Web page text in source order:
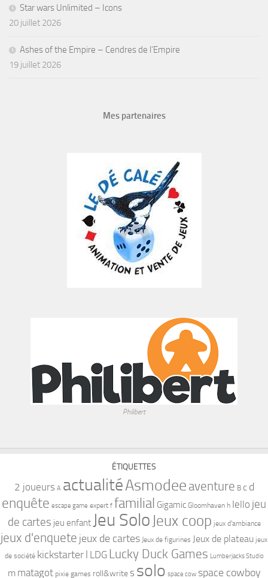
Star wars Unlimited – Icons
20 juillet 2026
Ashes of the Empire – Cendres de l’Empire
19 juillet 2026
Mes partenaires
Philibert
ÉTIQUETTES
2 joueurs A actualitéAsmodee aventure B c d
enquête escape game expert f familial Gigamic Gloomhaven h Iello jeu
de cartes jeu enfant Jeu Solo Jeux coop jeux d'ambiance
jeux d'enquete jeux de cartes Jeux de figurines Jeux de plateau jeux
de société kickstarter l LDG Lucky Duck Games Lumberjacks Studio
m matagot pixie games roll&write s solo space cow space cowboy